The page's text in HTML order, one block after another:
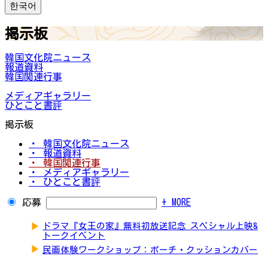
한국어
掲示板
韓国文化院ニュース
報道資料
韓国関連行事
メディアギャラリー
ひとこと書評
掲示板
・ 韓国文化院ニュース
・ 報道資料
・ 韓国関連行事
・ メディアギャラリー
・ ひとこと書評
応募 + MORE
▶
ドラマ『女王の家』無料初放送記念 スペシャル上映&
トークイベント
▶ 民画体験ワークショップ：ポーチ・クッションカバー